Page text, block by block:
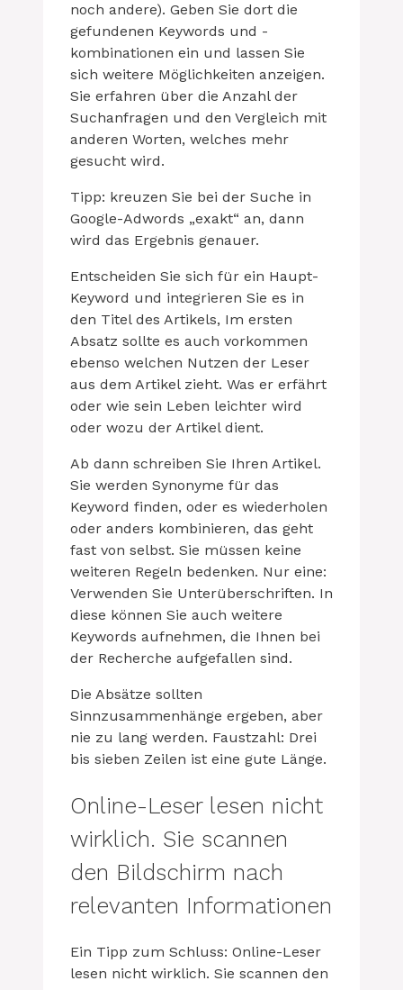
noch andere). Geben Sie dort die
gefundenen Keywords und -
kombinationen ein und lassen Sie
sich weitere Möglichkeiten anzeigen.
Sie erfahren über die Anzahl der
Suchanfragen und den Vergleich mit
anderen Worten, welches mehr
gesucht wird.
Tipp: kreuzen Sie bei der Suche in
Google-Adwords „exakt“ an, dann
wird das Ergebnis genauer.
Entscheiden Sie sich für ein Haupt-
Keyword und integrieren Sie es in
den Titel des Artikels, Im ersten
Absatz sollte es auch vorkommen
ebenso welchen Nutzen der Leser
aus dem Artikel zieht. Was er erfährt
oder wie sein Leben leichter wird
oder wozu der Artikel dient.
Ab dann schreiben Sie Ihren Artikel.
Sie werden Synonyme für das
Keyword finden, oder es wiederholen
oder anders kombinieren, das geht
fast von selbst. Sie müssen keine
weiteren Regeln bedenken. Nur eine:
Verwenden Sie Unterüberschriften. In
diese können Sie auch weitere
Keywords aufnehmen, die Ihnen bei
der Recherche aufgefallen sind.
Die Absätze sollten
Sinnzusammenhänge ergeben, aber
nie zu lang werden. Faustzahl: Drei
bis sieben Zeilen ist eine gute Länge.
Online-Leser lesen nicht
wirklich. Sie scannen
den Bildschirm nach
relevanten Informationen
Ein Tipp zum Schluss: Online-Leser
lesen nicht wirklich. Sie scannen den